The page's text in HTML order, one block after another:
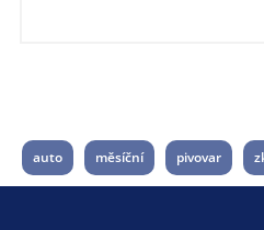
auto měsíční pivovar